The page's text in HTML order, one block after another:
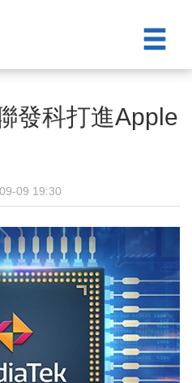
發科打進Apple
09 19:30